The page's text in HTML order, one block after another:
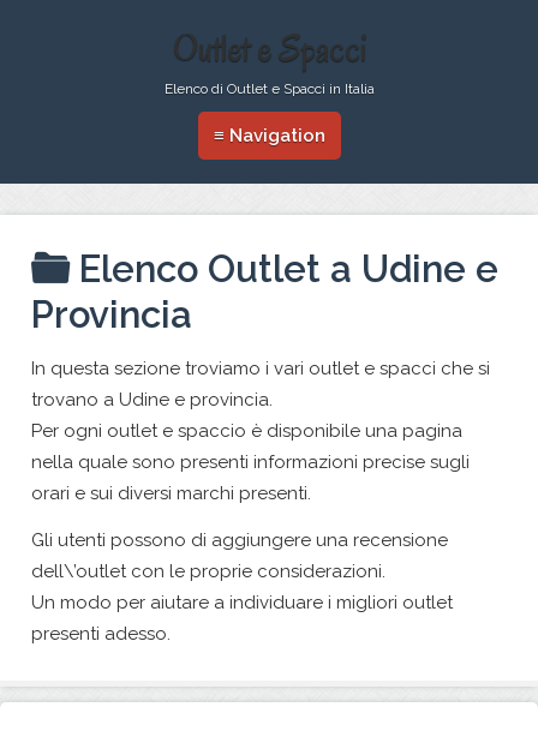
Outlet e Spacci
Elenco di Outlet e Spacci in Italia
≡ Navigation
Elenco Outlet a Udine e
Provincia
In questa sezione troviamo i vari outlet e spacci che si
trovano a Udine e provincia.
Per ogni outlet e spaccio è disponibile una pagina
nella quale sono presenti informazioni precise sugli
orari e sui diversi marchi presenti.
Gli utenti possono di aggiungere una recensione
dell\’outlet con le proprie considerazioni.
Un modo per aiutare a individuare i migliori outlet
presenti adesso.